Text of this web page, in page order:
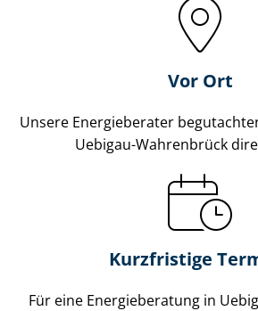
Vor Ort
Unsere Energieberater
Uebigau-Wahrenbrück
Kurzfristige
Für eine Energieberatung in